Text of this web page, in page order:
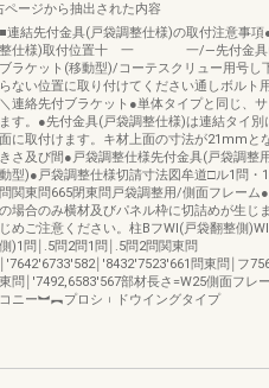
ページから抽出された内容
■連結先付金具(戸袋調整仕様)の取付注意事項
整仕様)取付位置十 一 一/―先付金具(
ブラケット(移動型)/コーテスクリュー用号し
らない位置に取り付けてください通しボルト
＼連絡先付ブラケット●単体タイプと同じ、
ます。●先付金具(戸袋調整仕様)は連結タイ別
面に取付けます。キ材上面の寸法が21mmと
きさ及び間●戸袋調整仕様先付金具(戸袋調整
動型)●戸袋調整仕様切請寸法図牟道□ル1問・
問関東問665閉東問戸袋調整用/側面フレーム
の場合のみ横材及びパネル枠に切詰めが生じ
じめご注意ください。柱BフWl(戸袋翻整側
側)1問￨.5問2問1問￨.5問2問関東問
￨′7642′6733′582￨′8432′7523′661問東問￨フ
東問￨′7492,6583′567部材長さ=W25側面フレ
コニー︼︻プロシ︲ドウイングタイプ